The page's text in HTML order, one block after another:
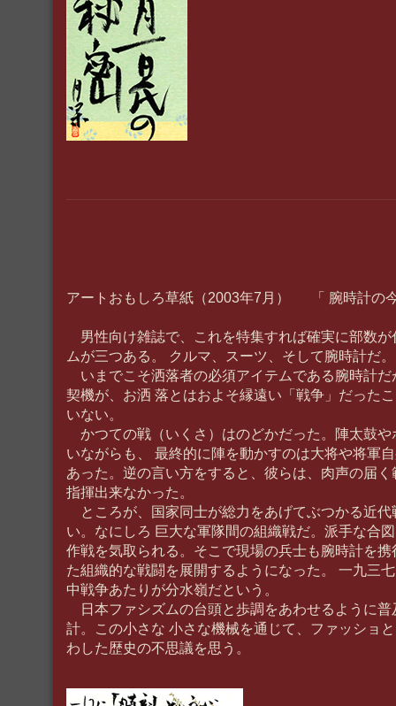
アートおもしろ草紙（2003年7月） 「 腕時計の
男性向け雑誌で、これを特集すれば確実に部数が
ムが三つある。 クルマ、スーツ、そして腕時計だ。
いまでこそ洒落者の必須アイテムである腕時計だ
契機が、お洒 落とはおよそ縁遠い「戦争」だった
いない。
かつての戦（いくさ）はのどかだった。陣太鼓や
いながらも、 最終的に陣を動かすのは大将や将軍
あった。逆の言い方をすると、彼らは、肉声の届
指揮出来なかった。
ところが、国家同士が総力をあげてぶつかる近代
い。なにしろ 巨大な軍隊間の組織戦だ。派手な合
作戦を気取られる。そこで現場の兵士も腕時計を
た組織的な戦闘を展開するようになった。 一九三
中戦争あたりが分水嶺だという。
日本ファシズムの台頭と歩調をあわせるように普
計。この小さな 小さな機械を通じて、ファッショ
わした歴史の不思議を思う。